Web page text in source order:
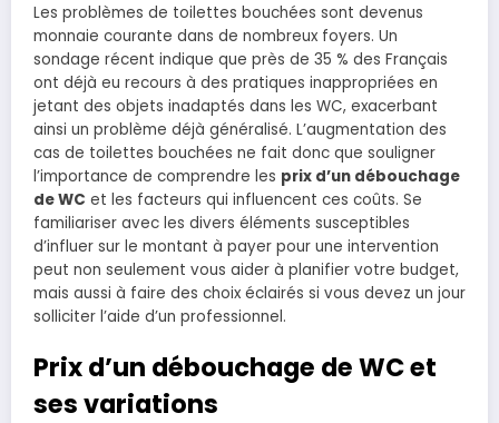
Les problèmes de toilettes bouchées sont devenus
monnaie courante dans de nombreux foyers. Un
sondage récent indique que près de 35 % des Français
ont déjà eu recours à des pratiques inappropriées en
jetant des objets inadaptés dans les WC, exacerbant
ainsi un problème déjà généralisé. L’augmentation des
cas de toilettes bouchées ne fait donc que souligner
l’importance de comprendre les prix d’un débouchage
de WC et les facteurs qui influencent ces coûts. Se
familiariser avec les divers éléments susceptibles
d’influer sur le montant à payer pour une intervention
peut non seulement vous aider à planifier votre budget,
mais aussi à faire des choix éclairés si vous devez un jour
solliciter l’aide d’un professionnel.
Prix d’un débouchage de WC et
ses variations